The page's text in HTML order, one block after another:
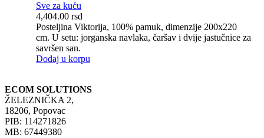
Sve za kuću
4,404.00 rsd
Posteljina Viktorija, 100% pamuk, dimenzije 200x220
cm. U setu: jorganska navlaka, čaršav i dvije jastučnice za
savršen san.
Dodaj u korpu
ECOM SOLUTIONS
ŽELEZNIČKA 2,
18206, Popovac
PIB: 114271826
MB: 67449380